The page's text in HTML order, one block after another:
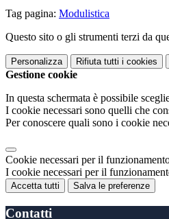
Tag pagina: Modulistica
Questo sito o gli strumenti terzi da
Personalizza Rifiuta tutti i cookies
Gestione cookie
In questa schermata è possibile
I cookie necessari sono quelli che
Per conoscere quali sono i cookie
Cookie necessari per il
I cookie necessari per il
Accetta tutti Salva le preferenze
Contatti